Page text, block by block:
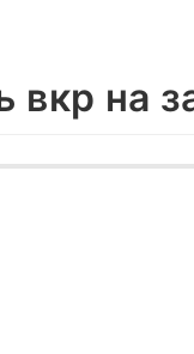
вкр на